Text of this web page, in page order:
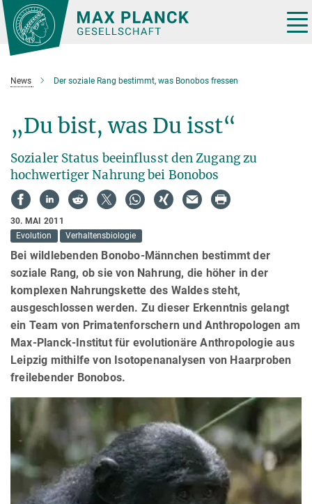
Hauptinhalt
News Der soziale Rang bestimmt, was Bonobos fressen
„Du bist, was Du isst“
Sozialer Status beeinflusst den Zugang zu
hochwertiger Nahrung bei Bonobos
30. MAI 2011
Evolution
Verhaltensbiologie
Bei wildlebenden Bonobo-Männchen bestimmt der
soziale Rang, ob sie von Nahrung, die höher in der
komplexen Nahrungskette des Waldes steht,
ausgeschlossen werden. Zu dieser Erkenntnis gelangt
ein Team von Primatenforschern und Anthropologen am
Max-Planck-Institut für evolutionäre Anthropologie aus
Leipzig mithilfe von Isotopenanalysen von Haarproben
freilebender Bonobos.